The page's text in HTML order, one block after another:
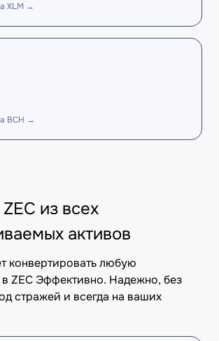
XLM →
BCH →
из всех
активов
конвертировать любую
ZEC Эффективно. Надежно, без
стражей и всегда на ваших